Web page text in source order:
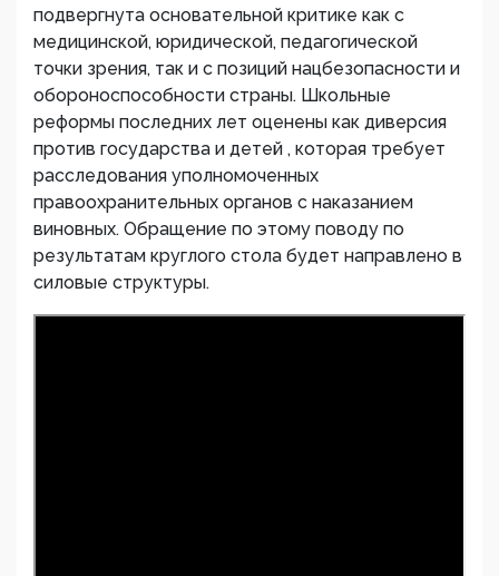
подвергнута основательной критике как с
медицинской, юридической, педагогической
точки зрения, так и с позиций нацбезопасности и
обороноспособности страны. Школьные
реформы последних лет оценены как диверсия
против государства и детей , которая требует
расследования уполномоченных
правоохранительных органов с наказанием
виновных. Обращение по этому поводу по
результатам круглого стола будет направлено в
силовые структуры.